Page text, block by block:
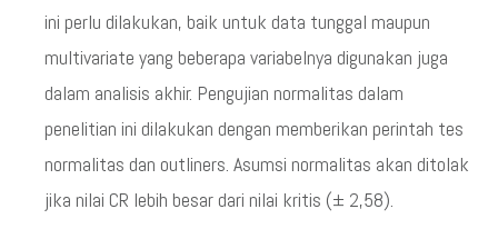
ini perlu dilakukan, baik untuk data tunggal maupun
multivariate yang beberapa variabelnya digunakan juga
dalam analisis akhir. Pengujian normalitas dalam
penelitian ini dilakukan dengan memberikan perintah tes
normalitas dan outliners. Asumsi normalitas akan ditolak
jika nilai CR lebih besar dari nilai kritis (± 2,58).